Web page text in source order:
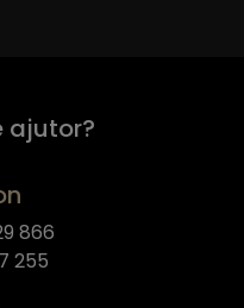
ajutor?
866
255